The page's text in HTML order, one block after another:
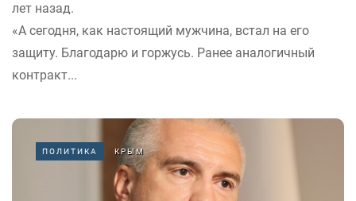
лет назад.
«А сегодня, как настоящий мужчина, встал на его
защиту. Благодарю и горжусь. Ранее аналогичный
контракт...
ПОЛИТИКА КРЫМ